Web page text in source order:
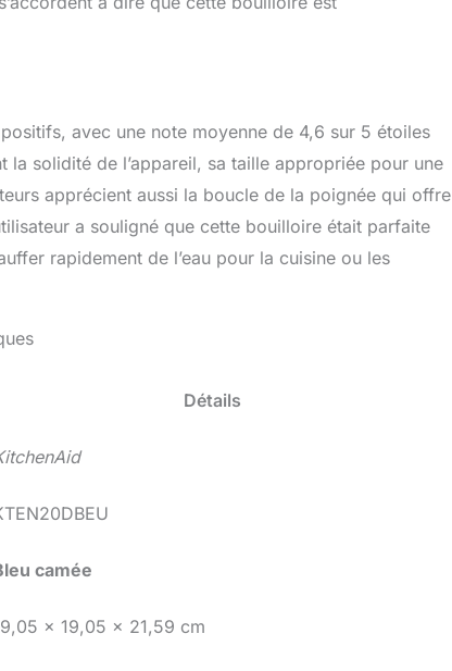
avec une note moyenne de 4,6 sur 5 étoiles
solidité de l’appareil, sa taille appropriée pour une
apprécient aussi la boucle de la poignée qui offre
a souligné que cette bouilloire était parfaite
rapidement de l’eau pour la cuisine ou les
Détails
camée
x 19,05 x 21,59 cm